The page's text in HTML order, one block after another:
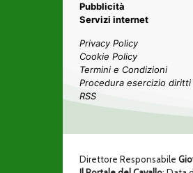
Pubblicità
Servizi internet
Privacy Policy
Cookie Policy
Termini e Condizioni
Procedura esercizio diritti
RSS
Direttore Responsabile